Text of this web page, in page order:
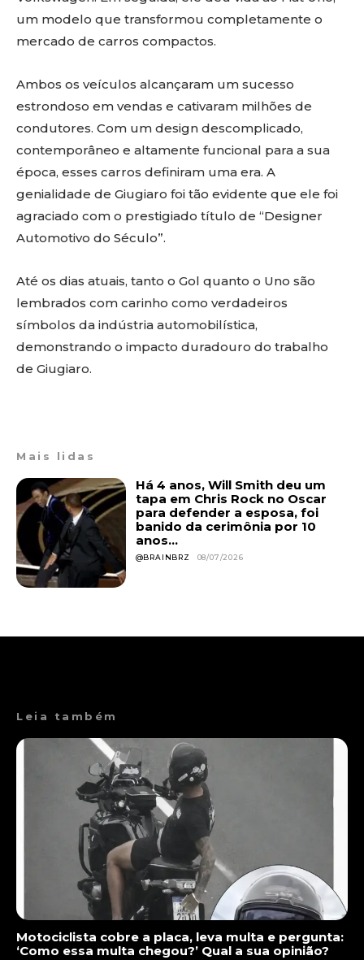
um modelo que transformou completamente o
mercado de carros compactos.
Ambos os veículos alcançaram um sucesso
estrondoso em vendas e cativaram milhões de
condutores. Com um design descomplicado,
contemporâneo e altamente funcional para a sua
época, esses carros definiram uma era. A
genialidade de Giugiaro foi tão evidente que ele foi
agraciado com o prestigiado título de “Designer
Automotivo do Século”.
Até os dias atuais, tanto o Gol quanto o Uno são
lembrados com carinho como verdadeiros
símbolos da indústria automobilística,
demonstrando o impacto duradouro do trabalho
de Giugiaro.
Mais lidas
Há 4 anos, Will Smith deu um
tapa em Chris Rock no Oscar
para defender a esposa, foi
banido da cerimônia por 10
anos...
@BRAINBRZ 08/07/2026
Leia também
Motociclista cobre a placa, leva multa e pergunta:
‘Como essa multa chegou?’ Qual a sua opinião?